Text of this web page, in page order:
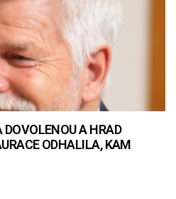
A HRAD
ODHALILA, KAM